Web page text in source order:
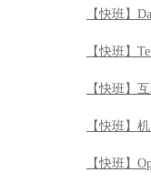
【快班】
【快班】
【快班】
【快班】
【快班】